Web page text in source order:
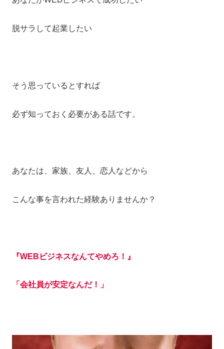
脱サラして起業したい
そう思っているとすれば
必ず知っておく必要がある話です。
あなたは、家族、友人、恋人などから
こんな事を言われた経験ありませんか？
『WEBビジネスなんてやめろ！』
「会社員が安定なんだ！」